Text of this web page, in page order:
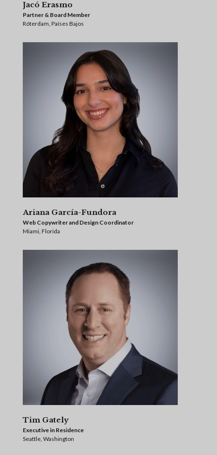
Jacó Erasmo
Partner & Board Member
Róterdam, Países Bajos
Ariana García-Fundora
Web Copywriter and Design Coordinator
Miami, Florida
Tim Gately
Executive in Residence
Seattle, Washington